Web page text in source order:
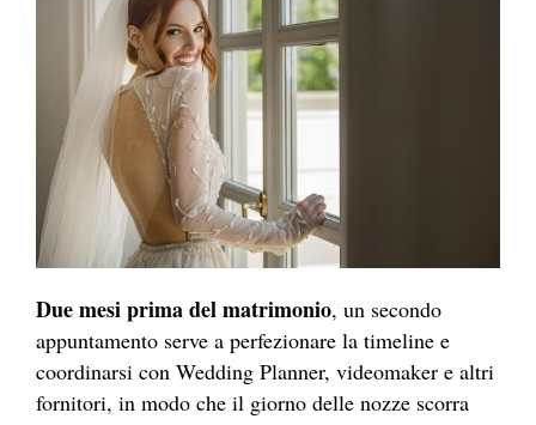
Due mesi prima del matrimonio, un secondo
appuntamento serve a perfezionare la timeline e
coordinarsi con Wedding Planner, videomaker e altri
fornitori, in modo che il giorno delle nozze scorra